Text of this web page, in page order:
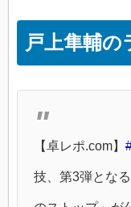
戸上隼輔の
【卓レポ.com】
技、第3弾とな